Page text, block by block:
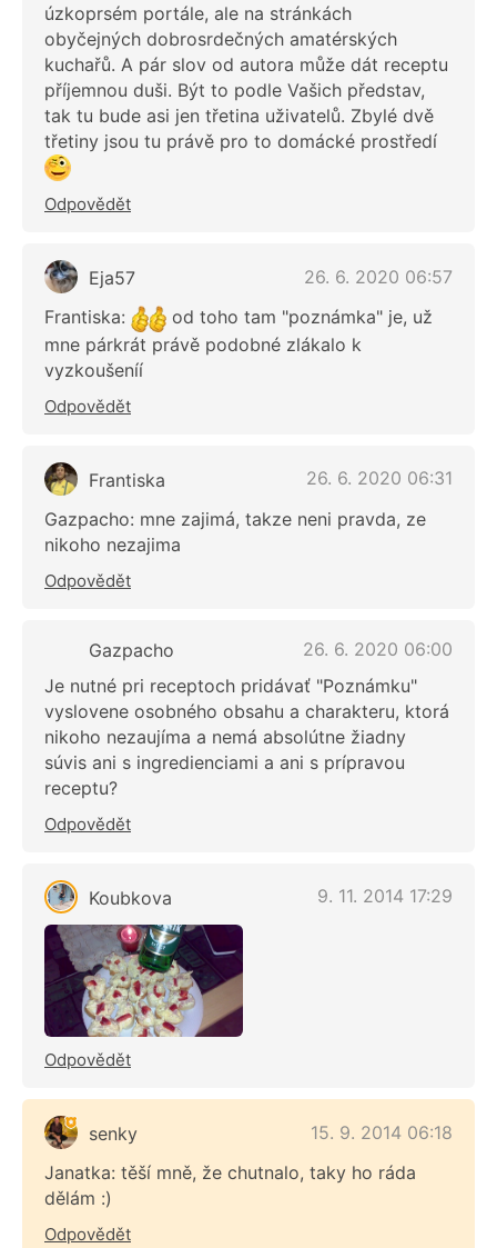
úzkoprsém portále, ale na stránkách
obyčejných dobrosrdečných amatérských
kuchařů. A pár slov od autora může dát receptu
příjemnou duši. Být to podle Vašich představ,
tak tu bude asi jen třetina uživatelů. Zbylé dvě
třetiny jsou tu právě pro to domácké prostředí
Odpovědět
Eja57
26. 6. 2020 06:57
Frantiska:
od toho tam "poznámka" je, už
mne párkrát právě podobné zlákalo k
vyzkoušeníí
Odpovědět
Frantiska
26. 6. 2020 06:31
Gazpacho: mne zajimá, takze neni pravda, ze
nikoho nezajima
Odpovědět
Gazpacho
26. 6. 2020 06:00
Je nutné pri receptoch pridávať "Poznámku"
vyslovene osobného obsahu a charakteru, ktorá
nikoho nezaujíma a nemá absolútne žiadny
súvis ani s ingredienciami a ani s prípravou
receptu?
Odpovědět
Koubkova 9. 11. 2014 17:29
Odpovědět
senky
15. 9. 2014 06:18
Janatka: těší mně, že chutnalo, taky ho ráda
dělám :)
Odpovědět